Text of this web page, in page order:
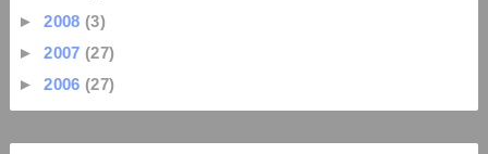
►2008 (3)
►2007 (27)
►2006 (27)